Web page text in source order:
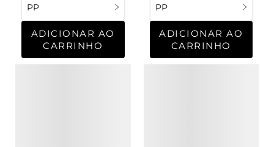
PP
ADICIONAR AO
CARRINHO
PP
ADICIONAR AO
CARRINHO